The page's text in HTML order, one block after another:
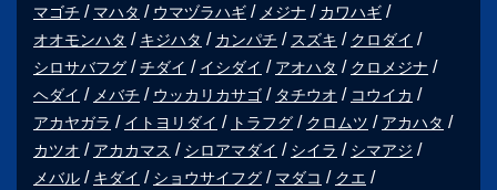
マゴチ マハタ ウマヅラハギ メジナ
カワハギ
オオモンハタ
キジハタ カンパチ スズキ
クロダイ
シロサバフグ
チダイ イシダイ アオハタ
クロメジナ
ヘダイ
メバチ ウッカリカサゴ タチウオ
コウイカ
アカヤガラ
イトヨリダイ トラフグ クロムツ
アカハタ
カツオ
アカカマス シロアマダイ シイラ
シマアジ
メバル
キダイ ショウサイフグ マダコ
クエ